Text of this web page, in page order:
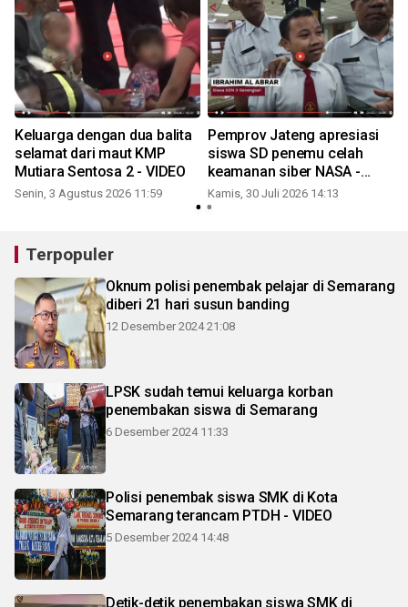
Keluarga dengan dua balita
selamat dari maut KMP
Mutiara Sentosa 2 - VIDEO
Senin, 3 Agustus 2026 11:59
Pemprov Jateng apresiasi
siswa SD penemu celah
keamanan siber NASA -
VIDEO
Kamis, 30 Juli 2026 14:13
Terpopuler
Oknum polisi penembak pelajar di Semarang
diberi 21 hari susun banding
12 Desember 2024 21:08
LPSK sudah temui keluarga korban
penembakan siswa di Semarang
6 Desember 2024 11:33
Polisi penembak siswa SMK di Kota
Semarang terancam PTDH - VIDEO
5 Desember 2024 14:48
Detik-detik penembakan siswa SMK di